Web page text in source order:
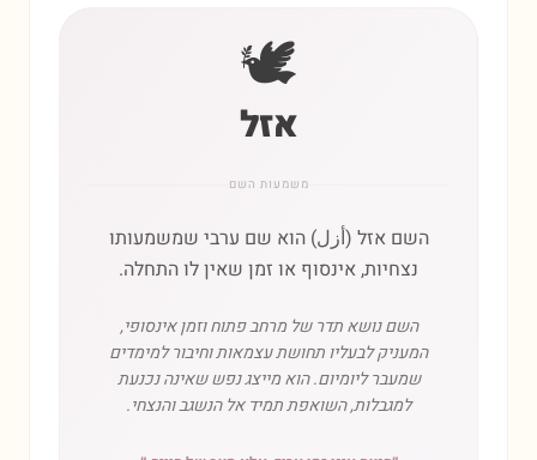
🕊️
אזל
משמעות השם
השם אזל (أزل) הוא שם ערבי שמשמעותו
נצחיות, אינסוף או זמן שאין לו התחלה.
השם נושא תדר של מרחב פתוח וזמן אינסופי,
המעניק לבעליו תחושת עצמאות וחיבור למימדים
שמעבר ליומיום. הוא מייצג נפש שאינה נכנעת
למגבלות, השואפת תמיד אל הנשגב והנצחי.